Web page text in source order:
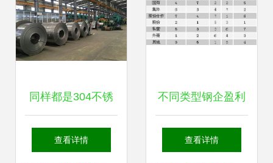
同样都是304不锈
钢管，为何价格却
查看详情
不同类型钢企盈利
能力之比较 聚焦钢
查看详情